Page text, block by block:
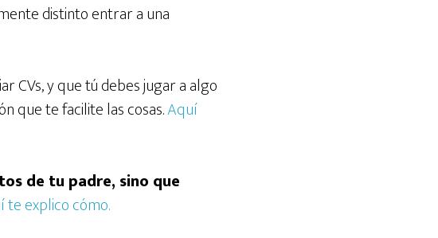
distinto entrar a una
CVs, y que tú debes jugar a algo
que te facilite las cosas.Aquí
de tu padre, sino que
te explico cómo.